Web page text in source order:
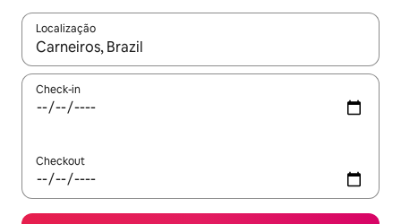
Localização
Quando os resultados estiverem disponíveis, explore-os
Check-in
Checkout